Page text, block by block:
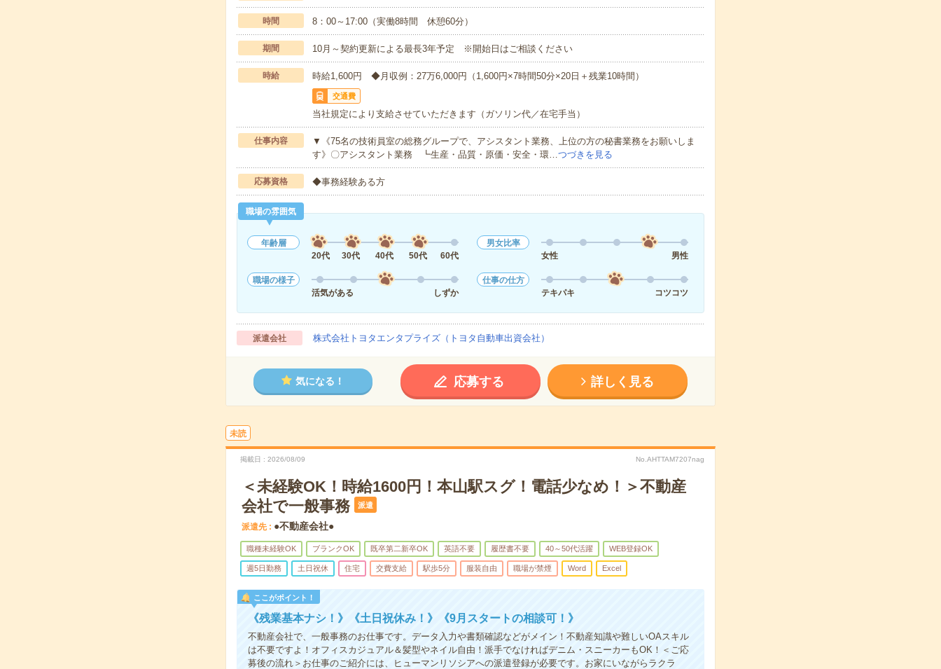
時間 8：00～17:00（実働8時間 休憩60分）
期間 10月～契約更新による最長3年予定 ※開始日はご相談ください
時給 時給1,600円 ◆月収例：27万6,000円（1,600円×7時間50分×20日＋残業10時間）
交通費
当社規定により支給させていただきます（ガソリン代／在宅手当）
仕事内容
▼《75名の技術員室の総務グループで、アシスタント業務、上位の方の秘書業務をお願いしま
す》〇アシスタント業務 ┗生産・品質・原価・安全・環…つづきを見る
応募資格 ◆事務経験ある方
職場の雰囲気
年齢層
20代
30代 40代 50代 60代
男女比率
女性
男性
職場の様子
活気がある
しずか
仕事の仕方
テキパキ
コツコツ
派遣会社 株式会社トヨタエンタプライズ（トヨタ自動車出資会社）
気になる！ 応募する 詳しく見る
未読
掲載日 2026/08/09 No.AHTTAM7207nag
＜未経験OK！時給1600円！本山駅スグ！電話少なめ！＞不動産
会社で一般事務
派遣
派遣先 ●不動産会社●
職種未経験OK ブランクOK 既卒第二新卒OK 英語不要 履歴書不要 40～50代活躍 WEB登録OK
週5日勤務 土日祝休 住宅 交費支給 駅歩5分 服装自由 職場が禁煙 Word Excel
ここがポイント！
《残業基本ナシ！》《土日祝休み！》《9月スタートの相談可！》
不動産会社で、一般事務のお仕事です。データ入力や書類確認などがメイン！不動産知識や難しいOAスキル
は不要ですよ！オフィスカジュアル＆髪型やネイル自由！派手でなければデニム・スニーカーもOK！＜ご応
募後の流れ＞お仕事のご紹介には、ヒューマンリソシアへの派遣登録が必要です。お家にいながらラクラ